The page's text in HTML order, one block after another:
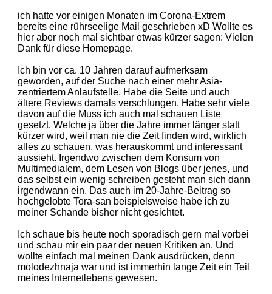
ich hatte vor einigen Monaten im Corona-Extrem
bereits eine rührseelige Mail geschrieben xD Wollte es
hier aber noch mal sichtbar etwas kürzer sagen: Vielen
Dank für diese Homepage.
Ich bin vor ca. 10 Jahren darauf aufmerksam
geworden, auf der Suche nach einer mehr Asia-
zentriertem Anlaufstelle. Habe die Seite und auch
ältere Reviews damals verschlungen. Habe sehr viele
davon auf die Muss ich auch mal schauen Liste
gesetzt. Welche ja über die Jahre immer länger statt
kürzer wird, weil man nie die Zeit finden wird, wirklich
alles zu schauen, was herauskommt und interessant
aussieht. Irgendwo zwischen dem Konsum von
Multimedialem, dem Lesen von Blogs über jenes, und
das selbst ein wenig schreiben gesteht man sich dann
irgendwann ein. Das auch im 20-Jahre-Beitrag so
hochgelobte Tora-san beispielsweise habe ich zu
meiner Schande bisher nicht gesichtet.
Ich schaue bis heute noch sporadisch gern mal vorbei
und schau mir ein paar der neuen Kritiken an. Und
wollte einfach mal meinen Dank ausdrücken, denn
molodezhnaja war und ist immerhin lange Zeit ein Teil
meines Internetlebens gewesen.